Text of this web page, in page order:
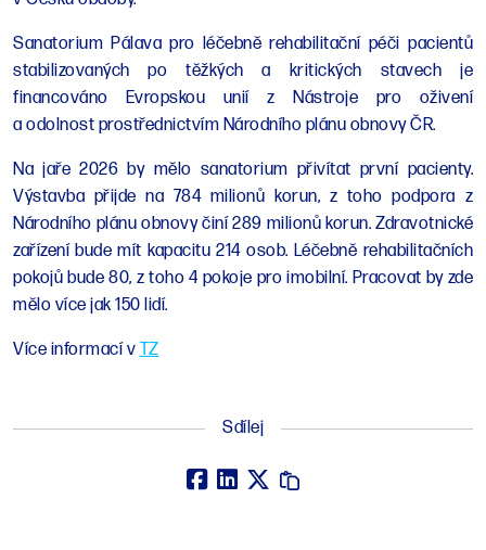
Sanatorium Pálava pro léčebně rehabilitační péči pacientů
stabilizovaných po těžkých a kritických stavech je
financováno Evropskou unií z Nástroje pro oživení
a odolnost prostřednictvím Národního plánu obnovy ČR.
Na jaře 2026 by mělo sanatorium přivítat první pacienty.
Výstavba přijde na 784 milionů korun, z toho podpora z
Národního plánu obnovy činí 289 milionů korun. Zdravotnické
zařízení bude mít kapacitu 214 osob. Léčebně rehabilitačních
pokojů bude 80, z toho 4 pokoje pro imobilní. Pracovat by zde
mělo více jak 150 lidí.
Více informací v TZ
Sdílej